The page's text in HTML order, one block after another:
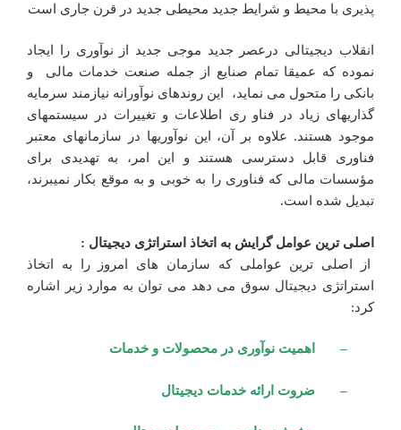
پذیری با محیط و شرایط جدید محیطی جدید در قرن جاری است
انقلاب دیجیتالی درعصر جدید موجی جدید از نوآوری را ایجاد
نموده که عمیقا تمام صنایع از جمله صنعت خدمات مالی و
بانکی را متحول می نماید، این روندهای نوآورانه نیازمند سرمایه
گذاریهای زیاد در فناو ری اطلاعات و تغییرات در سیستمهای
موجود هستند. علاوه بر آن، این نوآوریها در سازمانهای معتبر
فناوری قابل دسترسی هستند و این امر، به تهدیدی برای
مؤسسات مالی که فناوری را به خوبی و به موقع بکار نمیبرند،
تبدیل شده است.
اصلی ترین عوامل گرایش به اتخاذ استراتژی دیجیتال :
از اصلی ترین عواملی که سازمان های امروز را به اتخاذ
استراتژی دیجیتال سوق می دهد می توان به موارد زیر اشاره
کرد:
– اهمیت نوآوری در محصولات و خدمات
– ضروت ارائه خدمات دیجیتال